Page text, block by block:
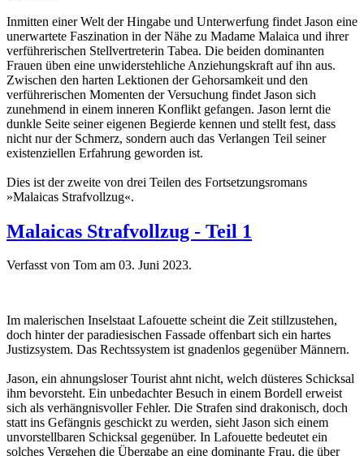
Inmitten einer Welt der Hingabe und Unterwerfung findet Jason eine
unerwartete Faszination in der Nähe zu Madame Malaica und ihrer
verführerischen Stellvertreterin Tabea. Die beiden dominanten
Frauen üben eine unwiderstehliche Anziehungskraft auf ihn aus.
Zwischen den harten Lektionen der Gehorsamkeit und den
verführerischen Momenten der Versuchung findet Jason sich
zunehmend in einem inneren Konflikt gefangen. Jason lernt die
dunkle Seite seiner eigenen Begierde kennen und stellt fest, dass
nicht nur der Schmerz, sondern auch das Verlangen Teil seiner
existenziellen Erfahrung geworden ist.
Dies ist der zweite von drei Teilen des Fortsetzungsromans
»Malaicas Strafvollzug«.
Malaicas Strafvollzug - Teil 1
Verfasst von Tom am 03. Juni 2023.
Im malerischen Inselstaat Lafouette scheint die Zeit stillzustehen,
doch hinter der paradiesischen Fassade offenbart sich ein hartes
Justizsystem. Das Rechtssystem ist gnadenlos gegenüber Männern.
Jason, ein ahnungsloser Tourist ahnt nicht, welch düsteres Schicksal
ihm bevorsteht. Ein unbedachter Besuch in einem Bordell erweist
sich als verhängnisvoller Fehler. Die Strafen sind drakonisch, doch
statt ins Gefängnis geschickt zu werden, sieht Jason sich einem
unvorstellbaren Schicksal gegenüber. In Lafouette bedeutet ein
solches Vergehen die Übergabe an eine dominante Frau, die über